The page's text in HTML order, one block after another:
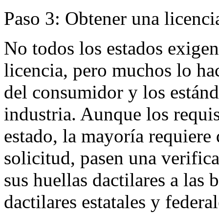
Paso 3: Obtener una
No todos los estados
licencia, pero muchos lo
del consumidor y los
industria. Aunque los
estado, la mayoría requiere
solicitud, pasen una
sus huellas dactilares a las
dactilares estatales y